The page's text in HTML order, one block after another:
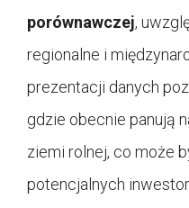
porównawczej,
regionalne i
prezentacji danych
gdzie obecnie panują
ziemi rolnej, co może
potencjalnych